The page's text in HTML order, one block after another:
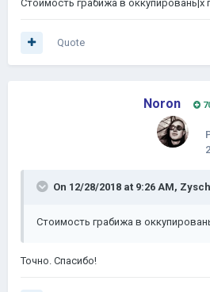
Стоимость грабижа в оккупировань|х
Quote
Noron
On 12/28/2018 at 9:26 AM,
Стоимость грабижа в
Точно. Спасибо!